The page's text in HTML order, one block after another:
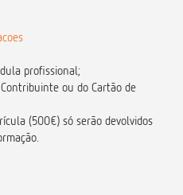
profissional;
ou do Cartão de
(500€) só serão devolvidos